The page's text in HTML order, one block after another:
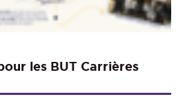
les BUT Carrières